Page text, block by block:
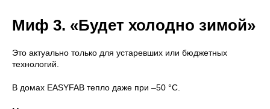
Миф 3. «Будет холодно зимой»
Это актуально только для устаревших или бюджетных
технологий.
В домах EASYFAB тепло даже при –50 °C.